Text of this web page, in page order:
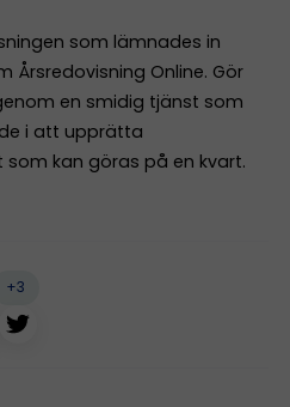
som lämnades in
Årsredovisning Online. Gör
en smidig tjänst som
i att upprätta
kan göras på en kvart.
+3